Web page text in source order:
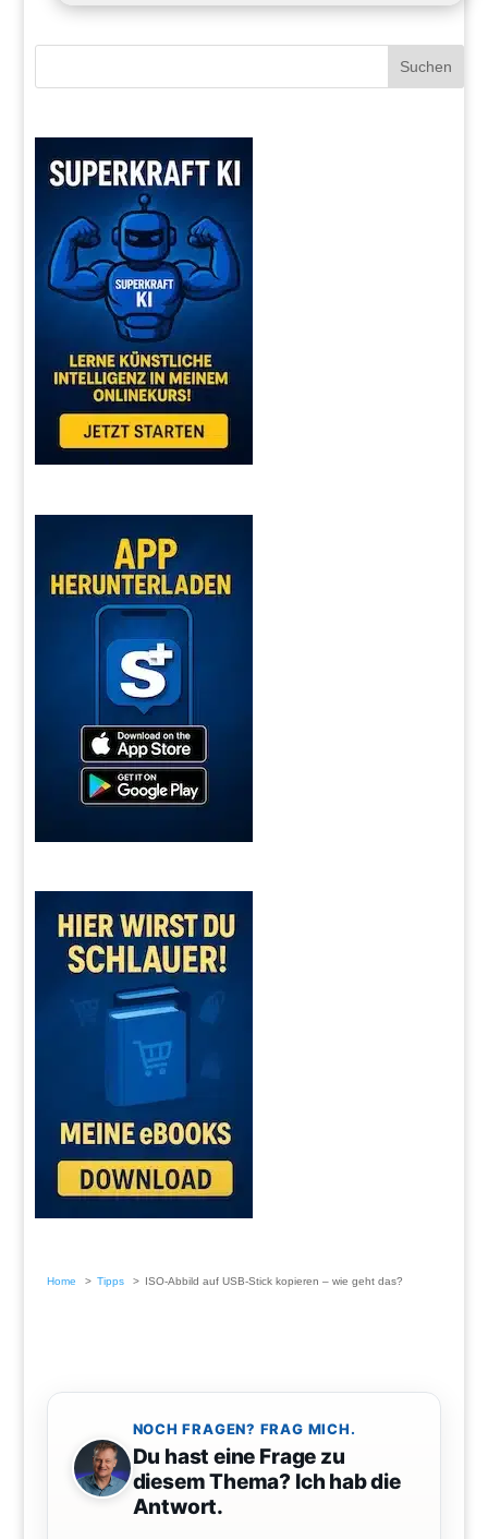
Home Tipps ISO-Abbild auf USB-Stick kopieren – wie geht das?
NOCH FRAGEN? FRAG MICH.
Du hast eine Frage zu
diesem Thema? Ich hab die
Antwort.